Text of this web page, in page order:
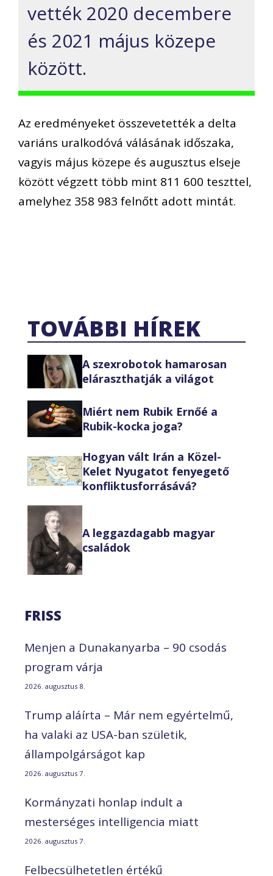
vették 2020 decembere
és 2021 május közepe
között.
Az eredményeket összevetették a delta
variáns uralkodóvá válásának időszaka,
vagyis május közepe és augusztus elseje
között végzett több mint 811 600 teszttel,
amelyhez 358 983 felnőtt adott mintát.
TOVÁBBI HÍREK
A szexrobotok hamarosan
eláraszthatják a világot
Miért nem Rubik Ernőé a
Rubik-kocka joga?
Hogyan vált Irán a Közel-
Kelet Nyugatot fenyegető
konfliktusforrásává?
A leggazdagabb magyar
családok
FRISS
Menjen a Dunakanyarba – 90 csodás
program várja
2026. augusztus 8.
Trump aláírta – Már nem egyértelmű,
ha valaki az USA-ban születik,
állampolgárságot kap
2026. augusztus 7.
Kormányzati honlap indult a
mesterséges intelligencia miatt
2026. augusztus 7.
Felbecsülhetetlen értékű